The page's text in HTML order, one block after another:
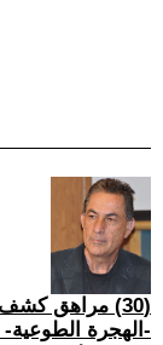
(30) مراهق
-الهجرة